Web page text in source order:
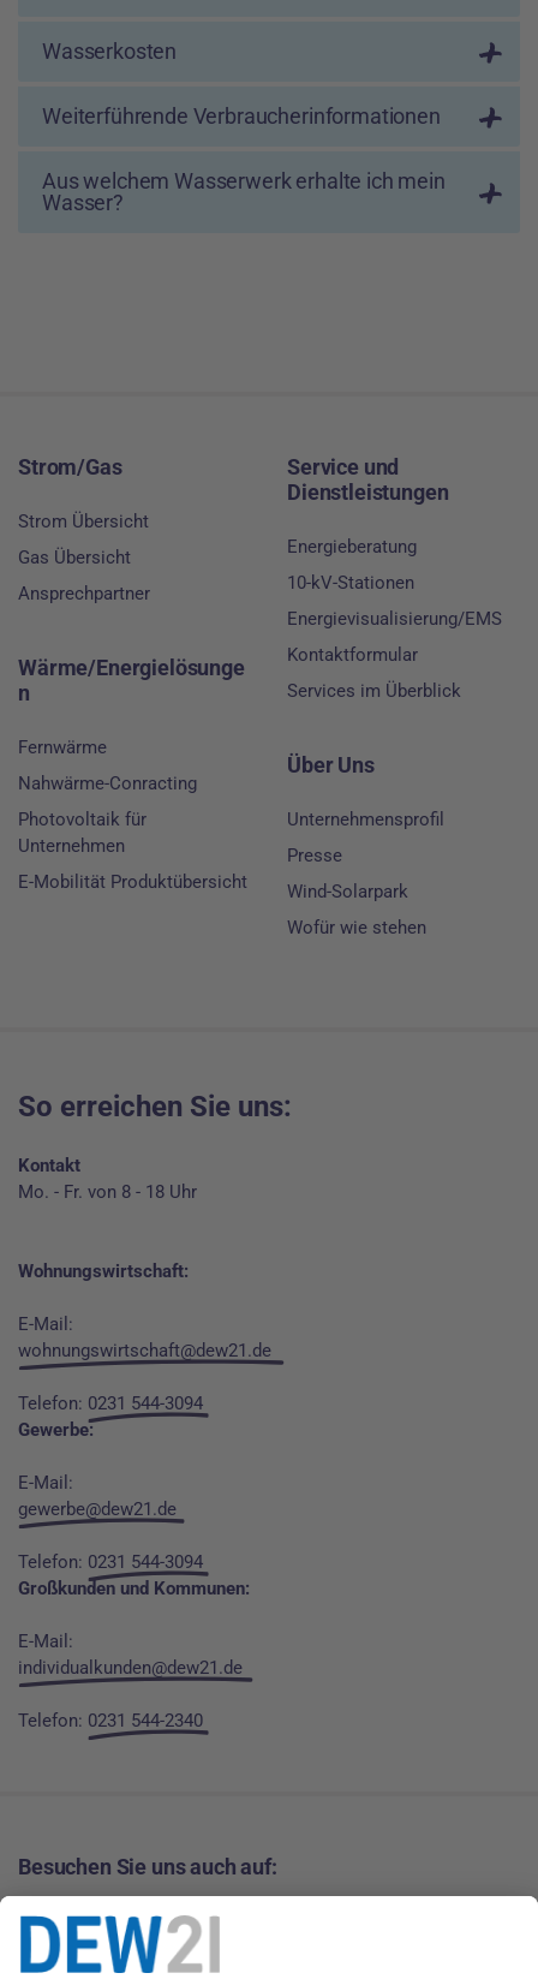
Wasserkosten
Weiterführende Verbraucherinformationen
Aus welchem Wasserwerk erhalte ich mein
Wasser?
Strom/Gas
Strom Übersicht
Gas Übersicht
Ansprechpartner
Wärme/Energielösunge
n
Fernwärme
Nahwärme-Conracting
Photovoltaik für
Unternehmen
E-Mobilität Produktübersicht
Service und
Dienstleistungen
Energieberatung
10-kV-Stationen
Energievisualisierung/EMS
Kontaktformular
Services im Überblick
Über Uns
Unternehmensprofil
Presse
Wind-Solarpark
Wofür wie stehen
So erreichen Sie uns:
Kontakt
Mo. - Fr. von 8 - 18 Uhr
Wohnungswirtschaft:
E-Mail:
wohnungswirtschaft@dew21.de
Telefon: 0231 544-3094
Gewerbe:
E-Mail:
gewerbe@dew21.de
Telefon: 0231 544-3094
Großkunden und Kommunen:
E-Mail:
individualkunden@dew21.de
Telefon: 0231 544-2340
Besuchen Sie uns auch auf: